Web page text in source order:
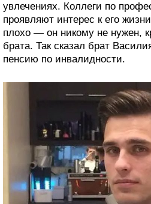
увлечениях. Коллеги по
проявляют интерес к его
плохо — он никому не нужен,
брата. Так сказал брат
пенсию по инвалидности.